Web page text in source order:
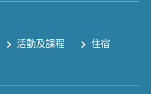
活動及課程
住宿